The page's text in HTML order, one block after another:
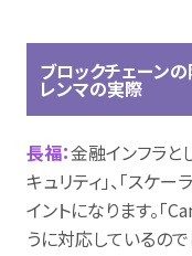
ブロックチェーン
レンマの実際
長福：金融インフラと
キュリティ」、「スケ
イントになります。
うに対応しているので